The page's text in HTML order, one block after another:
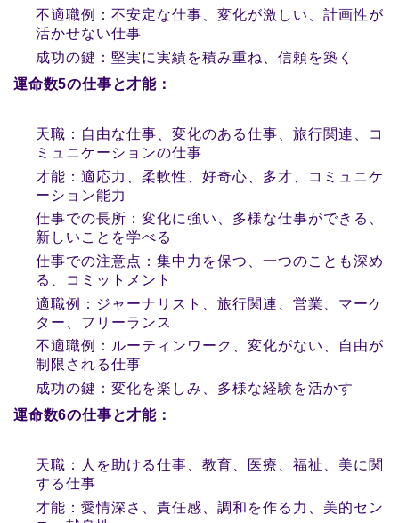
不適職例：不安定な仕事、変化が激しい、計画性が
活かせない仕事
成功の鍵：堅実に実績を積み重ね、信頼を築く
運命数5の仕事と才能：
天職：自由な仕事、変化のある仕事、旅行関連、コ
ミュニケーションの仕事
才能：適応力、柔軟性、好奇心、多才、コミュニケ
ーション能力
仕事での長所：変化に強い、多様な仕事ができる、
新しいことを学べる
仕事での注意点：集中力を保つ、一つのことも深め
る、コミットメント
適職例：ジャーナリスト、旅行関連、営業、マーケ
ター、フリーランス
不適職例：ルーティンワーク、変化がない、自由が
制限される仕事
成功の鍵：変化を楽しみ、多様な経験を活かす
運命数6の仕事と才能：
天職：人を助ける仕事、教育、医療、福祉、美に関
する仕事
才能：愛情深さ、責任感、調和を作る力、美的セン